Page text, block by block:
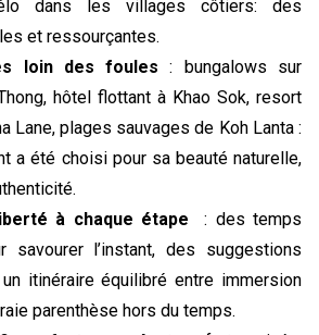
dans les villages côtiers: des
et ressourçantes.
loin des foules: bungalows sur
hôtel flottant à Khao Sok, resort
Lane, plages sauvages de Koh Lanta :
a été choisi pour sa beauté naturelle,
à chaque étape
: des temps
savourer l’instant, des suggestions
itinéraire équilibré entre immersion
parenthèse hors du temps.